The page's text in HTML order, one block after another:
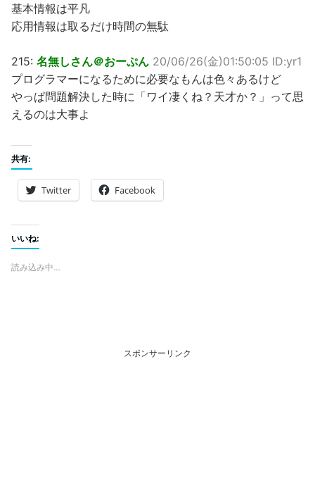
基本情報は平凡
応用情報は取るだけ時間の無駄
215: 名無しさん＠おーぷん 20/06/26(金)01:50:05 ID:yr1
プログラマーになるために必要なもんは色々あるけど
やっぱ問題解決した時に「ワイ凄くね？天才か？」って思
えるのは大事よ
共有:
Twitter Facebook
いいね:
読み込み中…
スポンサーリンク